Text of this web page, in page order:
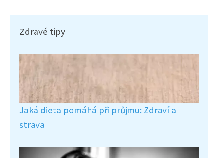
Zdravé tipy
Jaká dieta pomáhá při průjmu: Zdraví a
strava